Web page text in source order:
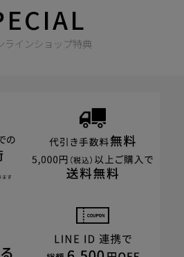
ラインショップ特典